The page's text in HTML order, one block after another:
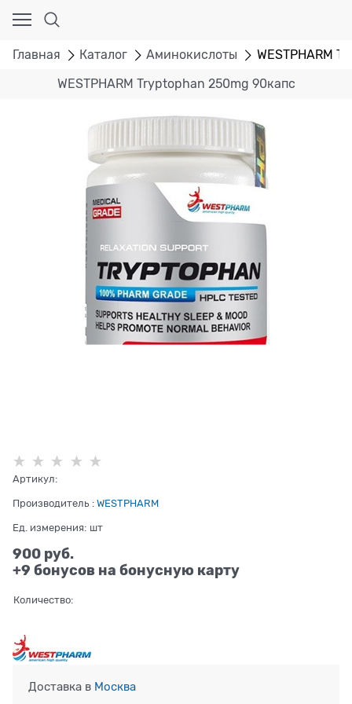
Главная Каталог Аминокислоты WESTPHARM
WESTPHARM Tryptophan 250mg 90капс
Артикул:
Производитель : WESTPHARM
Ед. измерения: шт
900 руб.
+9 бонусов на бонусную карту
Количество:
Доставка в Москва